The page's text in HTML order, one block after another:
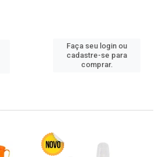
Faça seu login ou
cadastre-se para
comprar.